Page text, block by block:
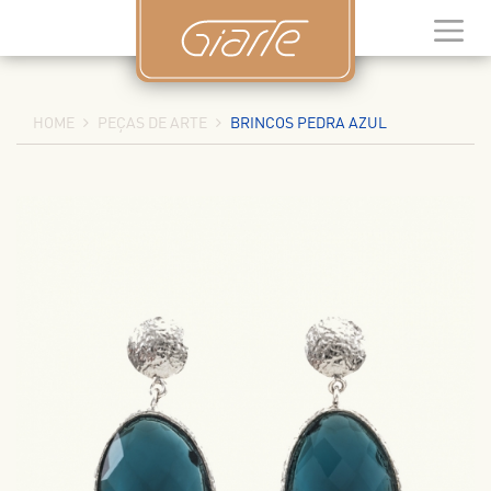
HOME PEÇAS DE ARTE BRINCOS PEDRA AZUL